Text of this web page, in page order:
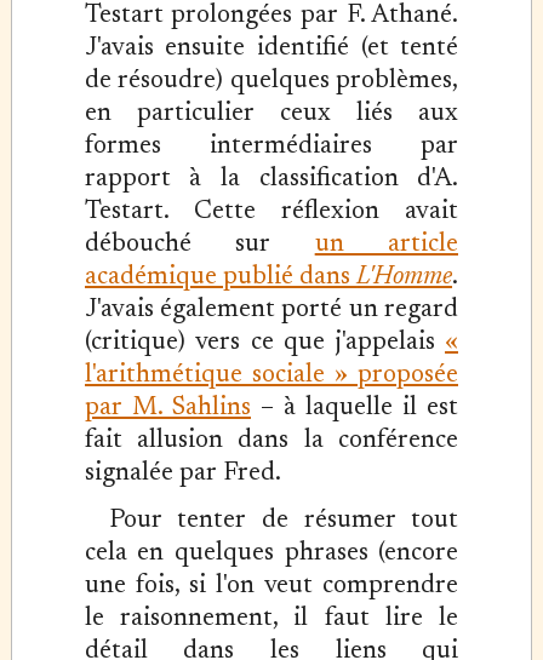
Testart prolongées par F. Athané.
J'avais ensuite identifié (et tenté
de résoudre) quelques problèmes,
en particulier ceux liés aux
formes intermédiaires par
rapport à la classification d'A.
Testart. Cette réflexion avait
débouché sur un article
académique publié dansL'Homme.
J'avais également porté un regard
(critique) vers ce que j'appelais «
l'arithmétique sociale » proposée
par M. Sahlins – à laquelle il est
fait allusion dans la conférence
signalée par Fred.
Pour tenter de résumer tout
cela en quelques phrases (encore
une fois, si l'on veut comprendre
le raisonnement, il faut lire le
détail dans les liens qui